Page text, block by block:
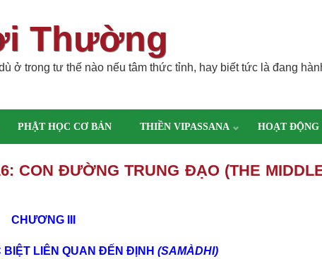
Thường
ở trong tư thế nào nếu tâm thức tỉnh, hay biết tức là đang
PHẬT HỌC CƠ BẢN THIỀN VIPASSANA HOẠT ĐỘNG
CON ÐƯỜNG TRUNG ÐẠO (THE
CHƯƠNG III
LIÊN QUAN ÐẾN ÐỊNH (SAMÀDHI)